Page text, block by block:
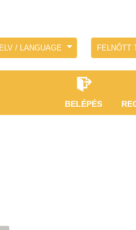
/ LANGUAGE FELNŐTT
BELÉPÉS